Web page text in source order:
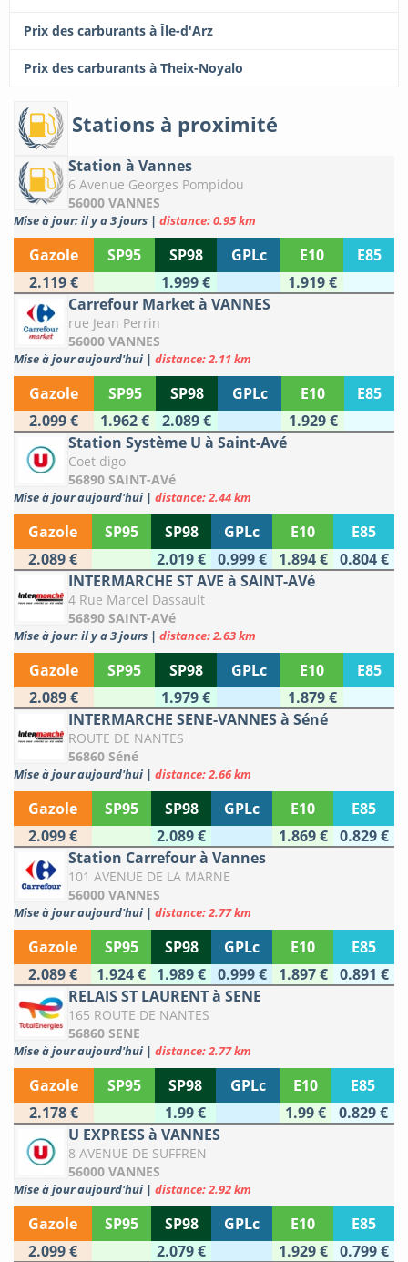
Prix des carburants à Île-d'Arz
Prix des carburants à Theix-Noyalo
Stations à proximité
Station à Vannes
6 Avenue Georges Pompidou
56000 VANNES
Mise à jour: il y a 3 jours | distance: 0.95 km
Gazole SP95 SP98 GPLc E10
E85
2.119 €
1.999 €
1.919 €
Carrefour Market à VANNES
rue Jean Perrin
56000 VANNES
Mise à jour aujourd'hui | distance: 2.11 km
Gazole SP95 SP98 GPLc E10
E85
2.099 €
1.962 € 2.089 €
1.929 €
Station Système U à Saint-Avé
Coet digo
56890 SAINT-AVé
Mise à jour aujourd'hui | distance: 2.44 km
Gazole SP95 SP98 GPLc E10
E85
2.089 €
2.019 € 0.999 € 1.894 €
0.804 €
INTERMARCHE ST AVE à SAINT-AVé
4 Rue Marcel Dassault
56890 SAINT-AVé
Mise à jour: il y a 3 jours | distance: 2.63 km
Gazole SP95 SP98 GPLc E10
E85
2.089 €
1.979 €
1.879 €
INTERMARCHE SENE-VANNES à Séné
ROUTE DE NANTES
56860 Séné
Mise à jour aujourd'hui | distance: 2.66 km
Gazole SP95 SP98 GPLc E10
E85
2.099 €
2.089 € 1.869 €
0.829 €
Station Carrefour à Vannes
101 AVENUE DE LA MARNE
56000 VANNES
Mise à jour aujourd'hui | distance: 2.77 km
Gazole SP95 SP98 GPLc E10
E85
2.089 €
1.924 € 1.989 € 0.999 € 1.897 €
0.891 €
RELAIS ST LAURENT à SENE
165 ROUTE DE NANTES
56860 SENE
Mise à jour aujourd'hui | distance: 2.77 km
Gazole SP95 SP98 GPLc E10
E85
2.178 €
1.99 € 1.99 €
0.829 €
U EXPRESS à VANNES
8 AVENUE DE SUFFREN
56000 VANNES
Mise à jour aujourd'hui | distance: 2.92 km
Gazole SP95 SP98 GPLc E10
E85
2.099 €
2.079 € 1.929 €
0.799 €